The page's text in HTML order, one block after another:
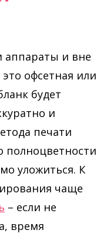
аппараты и вне
офсетная или
будет
и
печати
полноцветности
уложиться. К
чаще
– если не
время